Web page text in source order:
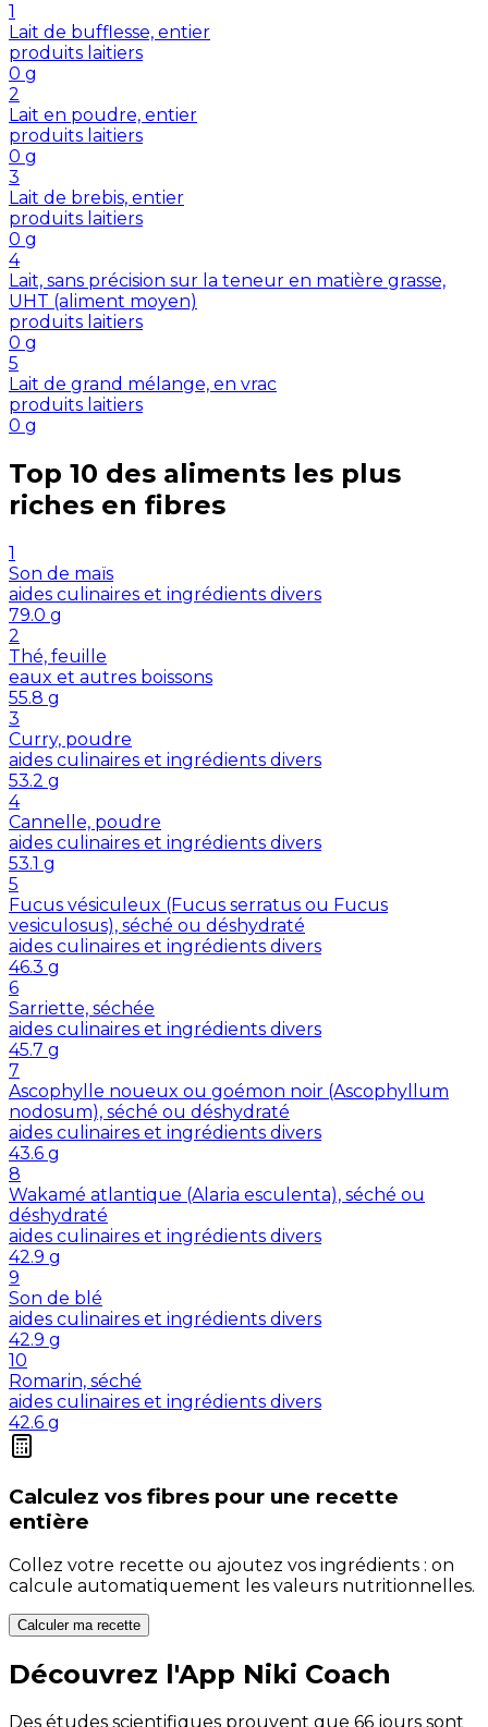
1
Lait de bufflesse, entier
produits laitiers
0 g
2
Lait en poudre, entier
produits laitiers
0 g
3
Lait de brebis, entier
produits laitiers
0 g
4
Lait, sans précision sur la teneur en matière grasse,
UHT (aliment moyen)
produits laitiers
0 g
5
Lait de grand mélange, en vrac
produits laitiers
0 g
Top 10 des aliments les plus
riches en fibres
1
Son de maïs
aides culinaires et ingrédients divers
79.0 g
2
Thé, feuille
eaux et autres boissons
55.8 g
3
Curry, poudre
aides culinaires et ingrédients divers
53.2 g
4
Cannelle, poudre
aides culinaires et ingrédients divers
53.1 g
5
Fucus vésiculeux (Fucus serratus ou Fucus
vesiculosus), séché ou déshydraté
aides culinaires et ingrédients divers
46.3 g
6
Sarriette, séchée
aides culinaires et ingrédients divers
45.7 g
7
Ascophylle noueux ou goémon noir (Ascophyllum
nodosum), séché ou déshydraté
aides culinaires et ingrédients divers
43.6 g
8
Wakamé atlantique (Alaria esculenta), séché ou
déshydraté
aides culinaires et ingrédients divers
42.9 g
9
Son de blé
aides culinaires et ingrédients divers
42.9 g
10
Romarin, séché
aides culinaires et ingrédients divers
42.6 g
Calculez vos fibres pour une recette
entière
Collez votre recette ou ajoutez vos ingrédients : on
calcule automatiquement les valeurs nutritionnelles.
Calculer ma recette
Découvrez l'App Niki Coach
Des études scientifiques prouvent que 66 jours sont